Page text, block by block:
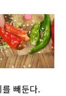
빼둔다.